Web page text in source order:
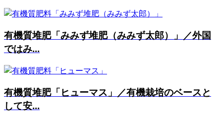
有機質堆肥「みみず堆肥（みみず太郎）」／外国
ではみ...
有機質堆肥「ヒューマス」／有機栽培のベースと
して安...